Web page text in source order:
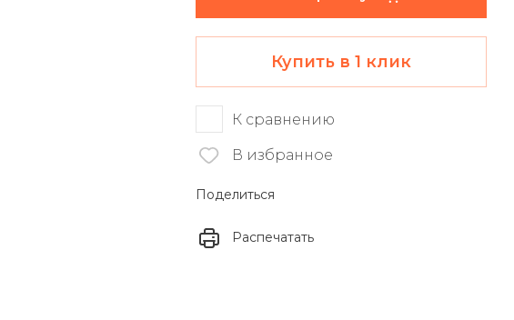
Купить в 1 клик
К сравнению
В избранное
Поделиться
Распечатать